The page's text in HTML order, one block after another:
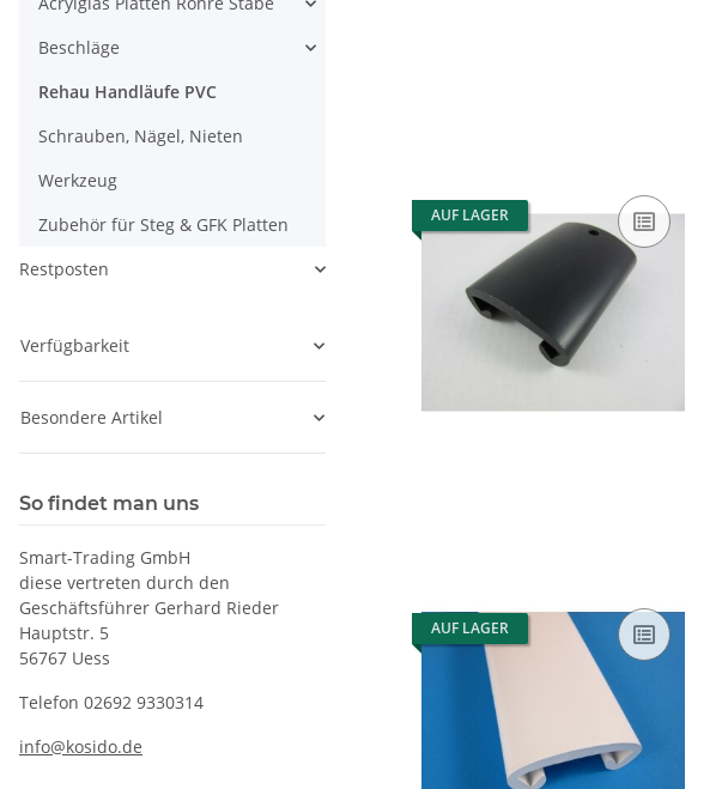
AUF LAGER
AUF LAGER
Beschläge
Rehau Handläufe PVC
Schrauben, Nägel, Nieten
Werkzeug
Zubehör für Steg & GFK Platten
Restposten
Verfügbarkeit
Besondere Artikel
So findet man uns
Smart-Trading GmbH
diese vertreten durch den
Geschäftsführer Gerhard Rieder
Hauptstr. 5
56767 Uess
Telefon 02692 9330314
info@kosido.de